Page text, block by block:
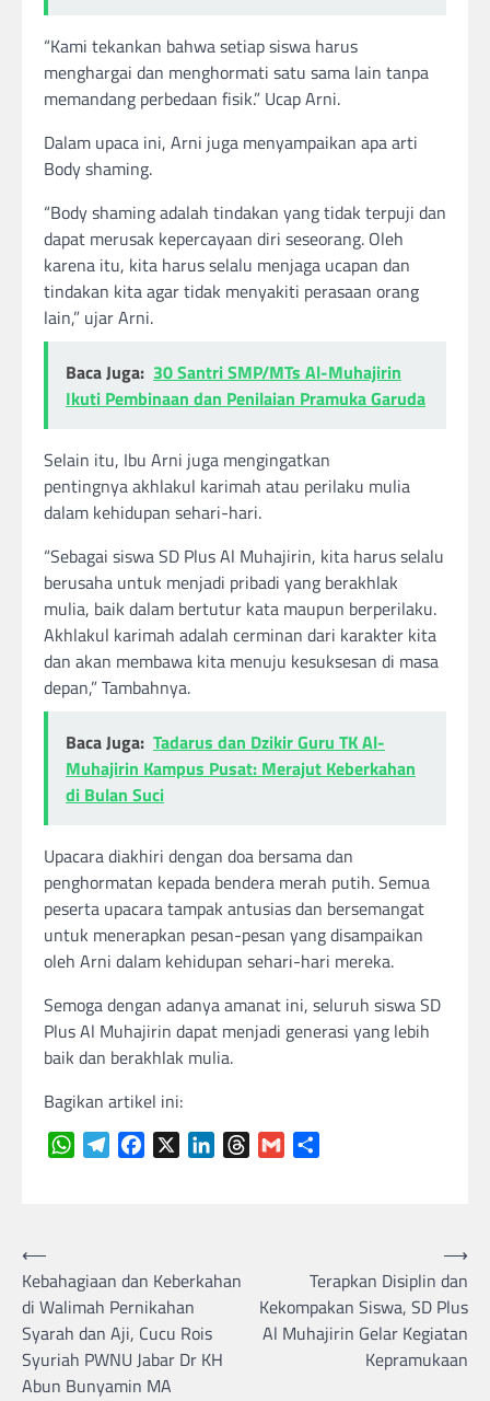
“Kami tekankan bahwa setiap siswa harus
menghargai dan menghormati satu sama lain tanpa
memandang perbedaan fisik.” Ucap Arni.
Dalam upaca ini, Arni juga menyampaikan apa arti
Body shaming.
“Body shaming adalah tindakan yang tidak terpuji dan
dapat merusak kepercayaan diri seseorang. Oleh
karena itu, kita harus selalu menjaga ucapan dan
tindakan kita agar tidak menyakiti perasaan orang
lain,” ujar Arni.
Baca Juga: 30 Santri SMP/MTs Al-Muhajirin
Ikuti Pembinaan dan Penilaian Pramuka Garuda
Selain itu, Ibu Arni juga mengingatkan
pentingnya akhlakul karimah atau perilaku mulia
dalam kehidupan sehari-hari.
“Sebagai siswa SD Plus Al Muhajirin, kita harus selalu
berusaha untuk menjadi pribadi yang berakhlak
mulia, baik dalam bertutur kata maupun berperilaku.
Akhlakul karimah adalah cerminan dari karakter kita
dan akan membawa kita menuju kesuksesan di masa
depan,” Tambahnya.
Baca Juga: Tadarus dan Dzikir Guru TK Al-
Muhajirin Kampus Pusat: Merajut Keberkahan
di Bulan Suci
Upacara diakhiri dengan doa bersama dan
penghormatan kepada bendera merah putih. Semua
peserta upacara tampak antusias dan bersemangat
untuk menerapkan pesan-pesan yang disampaikan
oleh Arni dalam kehidupan sehari-hari mereka.
Semoga dengan adanya amanat ini, seluruh siswa SD
Plus Al Muhajirin dapat menjadi generasi yang lebih
baik dan berakhlak mulia.
Bagikan artikel ini:
WhatsAppTelegramFacebook LinkedInThreads
Gmail
Navigasi
pos
⟵
Kebahagiaan dan Keberkahan
di Walimah Pernikahan
Syarah dan Aji, Cucu Rois
Syuriah PWNU Jabar Dr KH
Abun Bunyamin MA
Terapkan Disiplin dan
Kekompakan Siswa, SD Plus
Al Muhajirin Gelar Kegiatan
Kepramukaan
⟶